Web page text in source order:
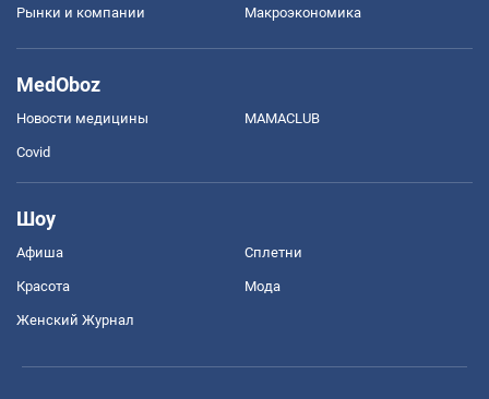
Рынки и компании Mакроэкономика
MedOboz
Новости медицины MAMACLUB
Covid
Шоу
Афиша Сплетни
Красота Мода
Женский Журнал